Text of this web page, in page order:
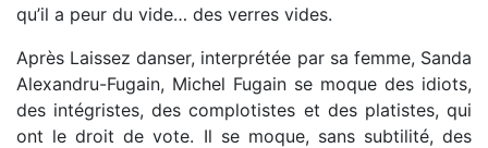
qu’il a peur du vide… des verres vides.
Après Laissez danser, interprétée par sa femme, Sanda
Alexandru-Fugain, Michel Fugain se moque des idiots,
des intégristes, des complotistes et des platistes, qui
ont le droit de vote. Il se moque, sans subtilité, des